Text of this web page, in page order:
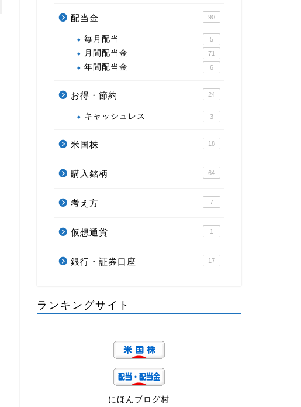
配当金 90
毎月配当 5
月間配当金 71
年間配当金 6
お得・節約 24
キャッシュレス 3
米国株 18
購入銘柄 64
考え方 7
仮想通貨 1
銀行・証券口座 17
ランキングサイト
にほんブログ村